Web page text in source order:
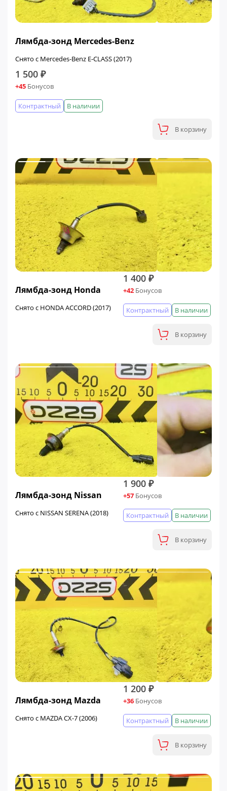
Лямбда-зонд Mercedes-Benz
Снято с Mercedes-Benz E-CLASS (2017)
1 500 ₽
+45 Бонусов
В наличии
Контрактный
В корзину
Лямбда-зонд Honda
Снято с HONDA ACCORD (2017)
1 400 ₽
+42 Бонусов
В наличии
Контрактный
В корзину
Лямбда-зонд Nissan
Снято с NISSAN SERENA (2018)
1 900 ₽
+57 Бонусов
В наличии
Контрактный
В корзину
Лямбда-зонд Mazda
Снято с MAZDA CX-7 (2006)
1 200 ₽
+36 Бонусов
В наличии
Контрактный
В корзину